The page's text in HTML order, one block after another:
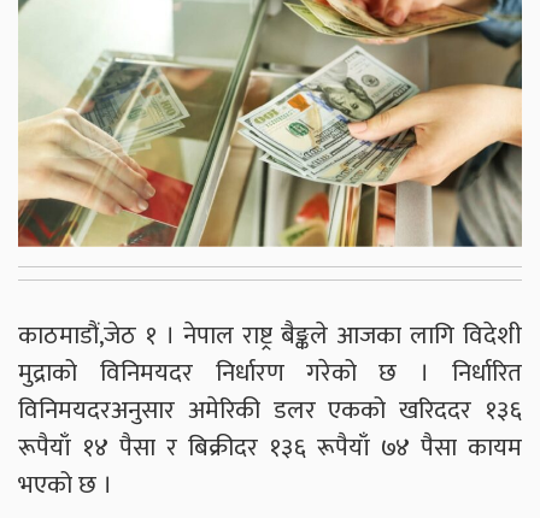
काठमाडौं,जेठ १ । नेपाल राष्ट्र बैङ्कले आजका लागि विदेशी
मुद्राको विनिमयदर निर्धारण गरेको छ । निर्धारित
विनिमयदरअनुसार अमेरिकी डलर एकको खरिददर १३६
रूपैयाँ १४ पैसा र बिक्रीदर १३६ रूपैयाँ ७४ पैसा कायम
भएको छ ।